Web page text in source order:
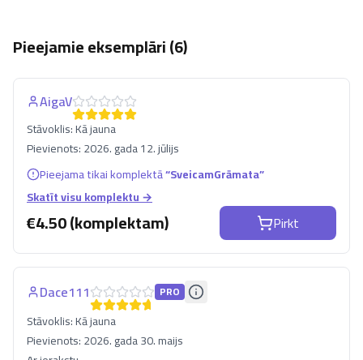
Pieejamie eksemplāri (6)
AigaV
Stāvoklis:Kā jauna
Pievienots:2026. gada 12. jūlijs
Pieejama tikai komplektā“SveicamGrāmata”
Skatīt visu komplektu →
€4.50 (komplektam) Pirkt
Dace111 PRO
Stāvoklis:Kā jauna
Pievienots:2026. gada 30. maijs